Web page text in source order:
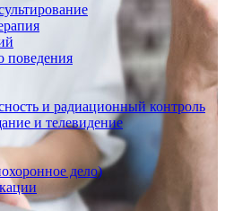
поведения
и радиационный контроль
и телевидение
дело)